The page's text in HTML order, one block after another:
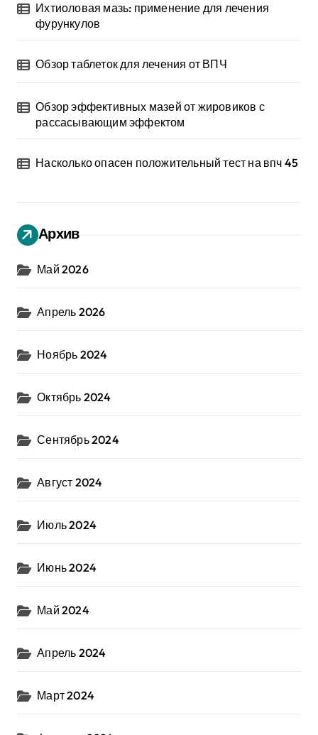
Ихтиоловая мазь: применение для лечения
фурункулов
Обзор таблеток для лечения от ВПЧ
Обзор эффективных мазей от жировиков с
рассасывающим эффектом
Насколько опасен положительный тест на впч 45
Архив
Май 2026
Апрель 2026
Ноябрь 2024
Октябрь 2024
Сентябрь 2024
Август 2024
Июль 2024
Июнь 2024
Май 2024
Апрель 2024
Март 2024